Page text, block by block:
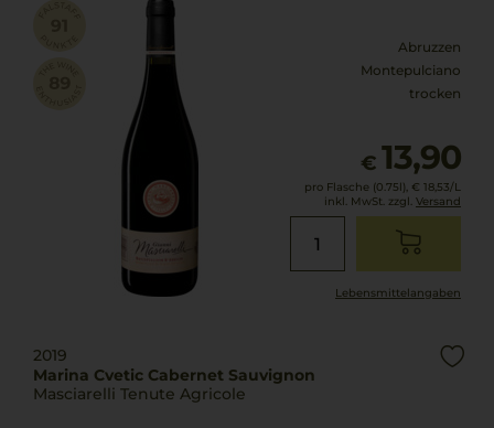
Abruzzen
Montepulciano
trocken
€ 13,90
pro Flasche (0.75l), € 18,53/L
inkl. MwSt. zzgl. Versand
Lebensmittel­angaben
2019
Marina Cvetic Cabernet Sauvignon
Masciarelli Tenute Agricole